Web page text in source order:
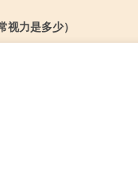
力是多少）